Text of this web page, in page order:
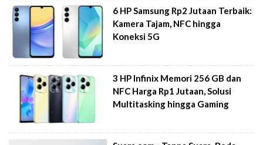
6 HP Samsung Rp2 Jutaan Terbaik:
Kamera Tajam, NFC hingga
Koneksi 5G
3 HP Infinix Memori 256 GB dan
NFC Harga Rp1 Jutaan, Solusi
Multitasking hingga Gaming